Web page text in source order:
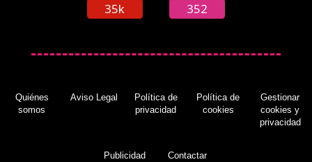
35k 352
Quiénes
somos
Aviso Legal
Política de
privacidad
Política de
cookies
Gestionar
cookies y
privacidad
Publicidad Contactar